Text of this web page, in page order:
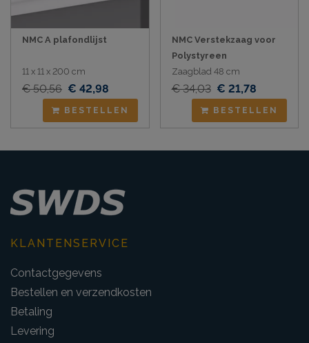
NMC A plafondlijst
11 x 11 x 200 cm
€ 50,56 € 42,98
BESTELLEN
NMC Verstekzaag voor
Polystyreen
Zaagblad 48 cm
€ 34,03 € 21,78
BESTELLEN
KLANTENSERVICE
Contactgegevens
Bestellen en verzendkosten
Betaling
Levering